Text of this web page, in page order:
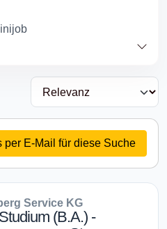
per E-Mail für diese Suche
Service KG
(B.A.) -